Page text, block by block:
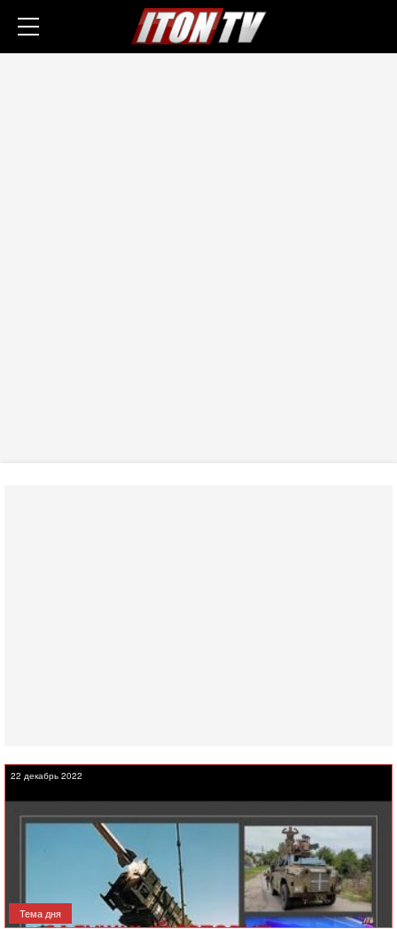
22 декабрь 2022
Тема дня